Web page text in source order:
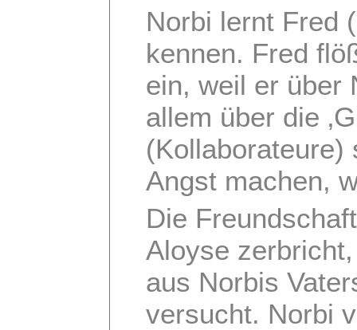
Norbi lernt Fred
kennen. Fred
ein, weil er über
allem über die
(Kollaborateure)
Angst machen,
Die
Aloyse
aus Norbis
versucht. Norbi